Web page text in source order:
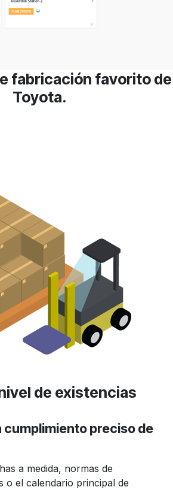
fabricación favorito de
Toyota.
de existencias
cumplimiento preciso de
a medida, normas de
o el calendario principal de